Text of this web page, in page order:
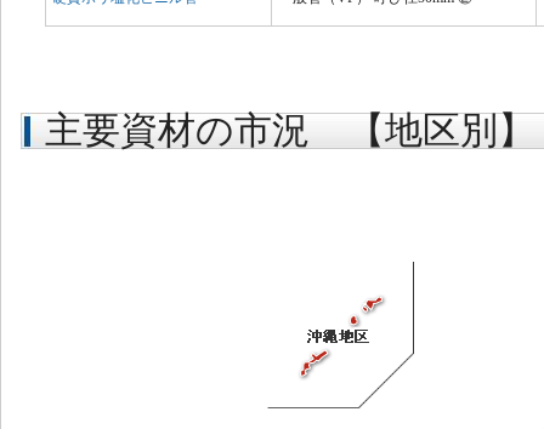
主要資材の市況 【地区別】